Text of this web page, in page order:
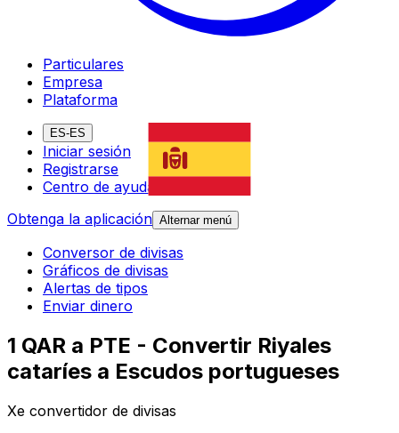
Particulares
Empresa
Plataforma
ES-ES
Iniciar sesión
Registrarse
Centro de ayuda
Obtenga la aplicación Alternar menú
Conversor de divisas
Gráficos de divisas
Alertas de tipos
Enviar dinero
1 QAR a PTE - Convertir Riyales
cataríes a Escudos portugueses
Xe convertidor de divisas